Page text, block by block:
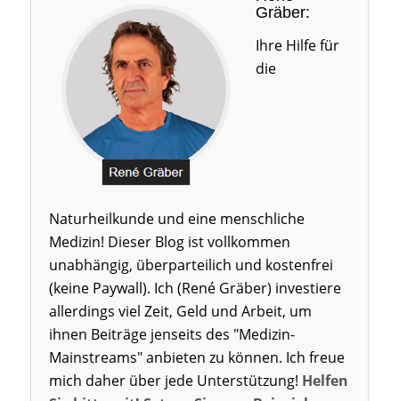
Gräber:
Ihre Hilfe für
die
Naturheilkunde und eine menschliche
Medizin! Dieser Blog ist vollkommen
unabhängig, überparteilich und kostenfrei
(keine Paywall). Ich (René Gräber) investiere
allerdings viel Zeit, Geld und Arbeit, um
ihnen Beiträge jenseits des "Medizin-
Mainstreams" anbieten zu können. Ich freue
mich daher über jede Unterstützung! Helfen